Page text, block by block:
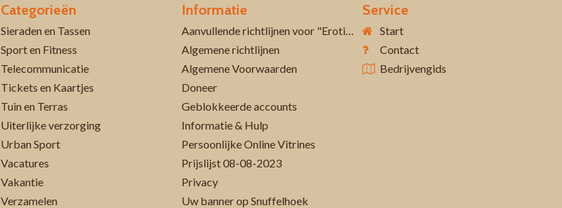
Categorieën
Sieraden en Tassen
Sport en Fitness
Telecommunicatie
Tickets en Kaartjes
Tuin en Terras
Uiterlijke verzorging
Urban Sport
Vacatures
Vakantie
Verzamelen
Informatie
Aanvullende richtlijnen voor "Erotiek 18+"
Algemene richtlijnen
Algemene Voorwaarden
Doneer
Geblokkeerde accounts
Informatie & Hulp
Persoonlijke Online Vitrines
Prijslijst 08-08-2023
Privacy
Uw banner op Snuffelhoek
Service
Start
Contact
Bedrijvengids